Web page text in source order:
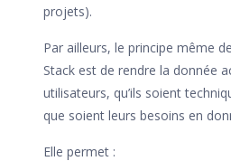
projets).
Par ailleurs, le principe même
Stack est de rendre la donnée
utilisateurs, qu’ils soient
que soient leurs besoins en
Elle permet :